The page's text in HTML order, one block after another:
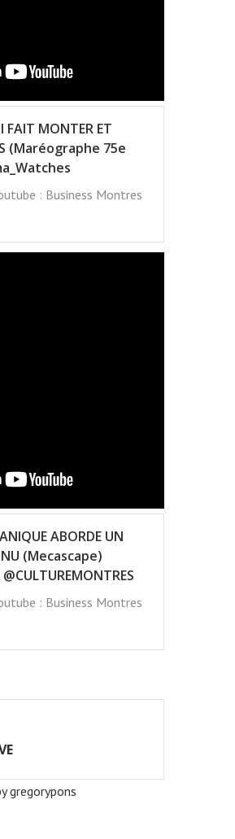
FAIT MONTER ET
(Maréographe 75e
: Business Montres
ABORDE UN
(Mecascape)
: Business Montres
gregorypons